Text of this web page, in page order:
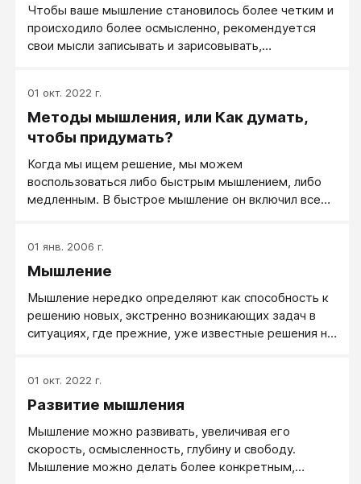
Чтобы ваше мышление становилось более четким и
происходило более осмысленно, рекомендуется
свои мысли записывать и зарисовывать,
эффективному мышлению.
01 окт. 2022 г.
Методы мышления, или Как думать,
чтобы придумать?
Когда мы ищем решение, мы можем
воспользоваться либо быстрым мышлением, либо
медленным. В быстрое мышление он включил все
01 янв. 2006 г.
Мышление
Мышление нередко определяют как способность к
решению новых, экстренно возникающих задач в
ситуациях, где прежние, уже известные решения не
справляться с такими задачами, но это не значит,
что если кто-то не нашел творческого решения в
отсутствовало. В своих простейших формах
мышление, как процесс, это всего лишь
переработка информации в потоке течения мыслей,
01 окт. 2022 г.
Развитие мышления
Мышление можно развивать, увеличивая его
скорость, осмысленность, глубину и свободу.
Мышление можно делать более конкретным,